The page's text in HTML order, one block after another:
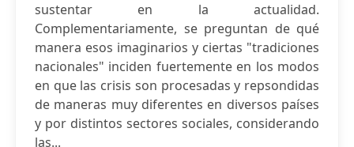
sustentar en la actualidad.
Complementariamente, se preguntan de qué
manera esos imaginarios y ciertas "tradiciones
nacionales" inciden fuertemente en los modos
en que las crisis son procesadas y repsondidas
de maneras muy diferentes en diversos países
y por distintos sectores sociales, considerando
las...